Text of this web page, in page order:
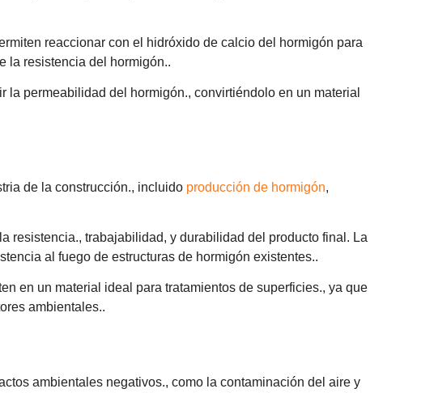
reaccionar con el hidróxido de calcio del hormigón para
la resistencia del hormigón..
permeabilidad del hormigón., convirtiéndolo en un material
de la construcción., incluido producción de hormigón,
resistencia., trabajabilidad, y durabilidad del producto final. La
al fuego de estructuras de hormigón existentes..
en un material ideal para tratamientos de superficies., ya que
ambientales..
ambientales negativos., como la contaminación del aire y